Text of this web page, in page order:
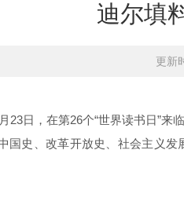
迪尔填
更新
日，在第26个“世界读书日”来
国史、改革开放史、社会主义